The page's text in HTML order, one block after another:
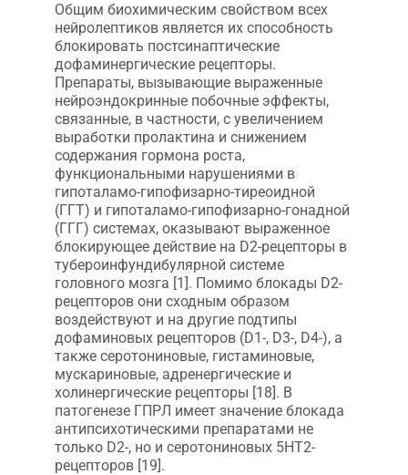
Общим биохимическим свойством всех
нейролептиков является их способность
блокировать постсинаптические
дофаминергические рецепторы.
Препараты, вызывающие выраженные
нейроэндокринные побочные эффекты,
связанные, в частности, с увеличением
выработки пролактина и снижением
содержания гормона роста,
функциональными нарушениями в
гипоталамо-гипофизарно-тиреоидной
(ГГТ) и гипоталамо-гипофизарно-гонадной
(ГГГ) системах, оказывают выраженное
блокирующее действие на D2-рецепторы в
тубероинфундибулярной системе
головного мозга [1]. Помимо блокады D2-
рецепторов они сходным образом
воздействуют и на другие подтипы
дофаминовых рецепторов (D1-, D3-, D4-), а
также серотониновые, гистаминовые,
мускариновые, адренергические и
холинергические рецепторы [18]. В
патогенезе ГПРЛ имеет значение блокада
антипсихотическими препаратами не
только D2-, но и серотониновых 5НТ2-
рецепторов [19].